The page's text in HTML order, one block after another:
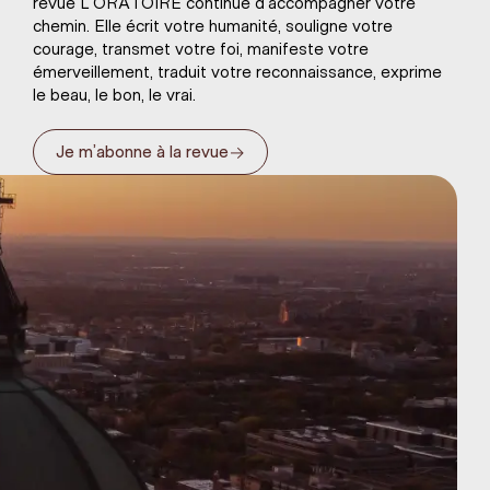
chemin. Elle écrit votre humanité, souligne votre
courage, transmet votre foi, manifeste votre
émerveillement, traduit votre reconnaissance, exprime
le beau, le bon, le vrai.
Je m’abonne à la revue→